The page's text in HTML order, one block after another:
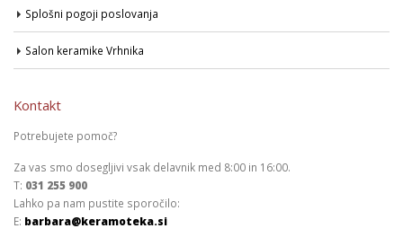
Splošni pogoji poslovanja
Salon keramike Vrhnika
Kontakt
Potrebujete pomoč?
Za vas smo dosegljivi vsak delavnik med 8:00 in 16:00.
T: 031 255 900
Lahko pa nam pustite sporočilo:
E: barbara@keramoteka.si